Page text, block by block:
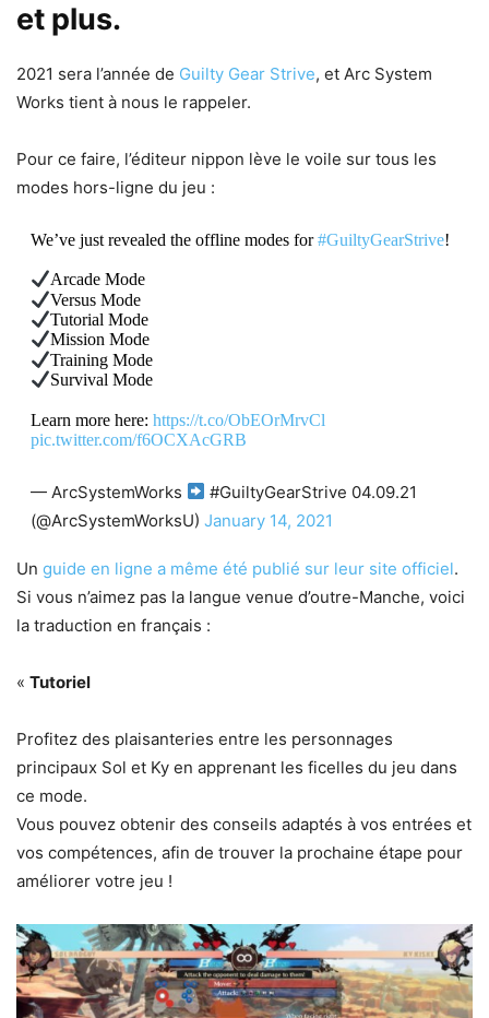
et plus.
2021 sera l’année de Guilty Gear Strive, et Arc System
Works tient à nous le rappeler.
Pour ce faire, l’éditeur nippon lève le voile sur tous les
modes hors-ligne du jeu :
We’ve just revealed the offline modes for#GuiltyGearStrive!
Arcade Mode
Versus Mode
Tutorial Mode
Mission Mode
Training Mode
Survival Mode
Learn more here: https://t.co/ObEOrMrvCl
pic.twitter.com/f6OCXAcGRB
— ArcSystemWorks
#GuiltyGearStrive 04.09.21
(@ArcSystemWorksU) January 14, 2021
Un guide en ligne a même été publié sur leur site officiel.
Si vous n’aimez pas la langue venue d’outre-Manche, voici
la traduction en français :
« Tutoriel
Profitez des plaisanteries entre les personnages
principaux Sol et Ky en apprenant les ficelles du jeu dans
ce mode.
Vous pouvez obtenir des conseils adaptés à vos entrées et
vos compétences, afin de trouver la prochaine étape pour
améliorer votre jeu !